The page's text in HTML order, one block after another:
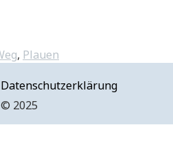
, Plauen
Datenschutzerklärung
©️ 2025